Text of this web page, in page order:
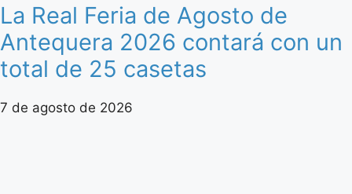
La Real Feria de Agosto de
Antequera 2026 contará con un
total de 25 casetas
7 de agosto de 2026